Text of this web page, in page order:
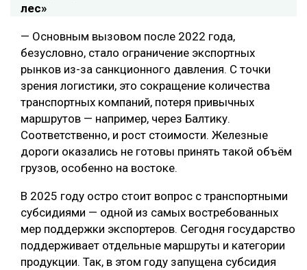
лес»
— Основным вызовом после 2022 года,
безусловно, стало ограничение экспортных
рынков из-за санкционного давления. С точки
зрения логистики, это сокращение количества
транспортных компаний, потеря привычных
маршрутов — например, через Балтику.
Соответственно, и рост стоимости. Железные
дороги оказались не готовы принять такой объём
грузов, особенно на востоке.
В 2025 году остро стоит вопрос с транспортными
субсидиями — одной из самых востребованных
мер поддержки экспортеров. Сегодня государство
поддерживает отдельные маршруты и категории
продукции. Так, в этом году запущена субсидия